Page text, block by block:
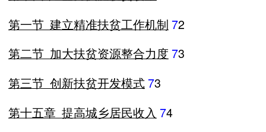
第一节 建立精准扶贫工作机制 72
第二节 加大扶贫资源整合力度 73
第三节 创新扶贫开发模式73
第十五章 提高城乡居民收入 74